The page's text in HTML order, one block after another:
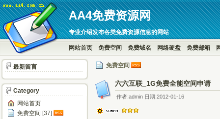
AA4免费资源网
专业介绍发布各类免费资源信息的网站
网站首页 免费空间 免费域名 网络硬盘 免费邮箱
免费空间
六六互联_1G免费全能空间申请
作者:admin 日期:2012-01-16
最新留言
Category
网站首页
免费空间 [37]